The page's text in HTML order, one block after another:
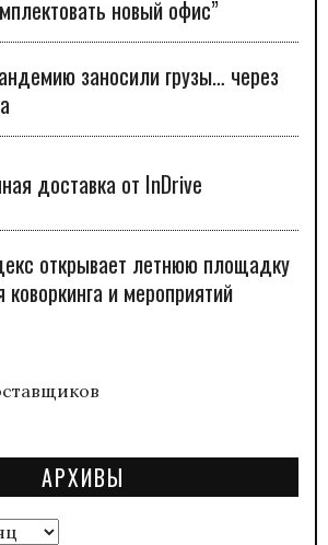
новый офис”
заносили грузы… через
доставка от InDrive
открывает летнюю площадку
коворкинга и мероприятий
АРХИВЫ